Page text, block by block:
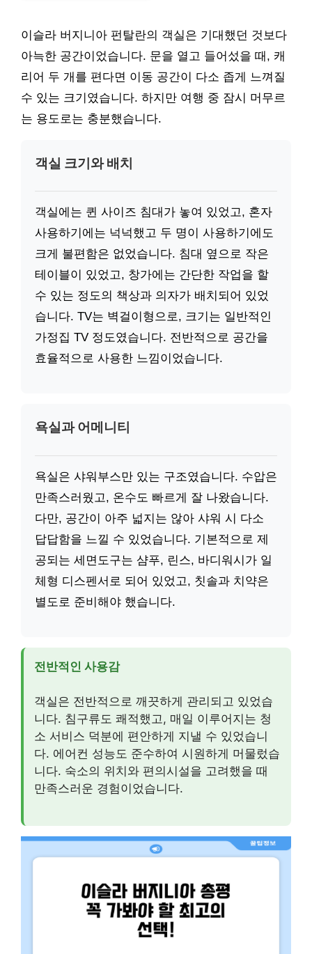
이슬라 버지니아 펀탈란의 객실은 기대했던 것보다
아늑한 공간이었습니다. 문을 열고 들어섰을 때, 캐
리어 두 개를 편다면 이동 공간이 다소 좁게 느껴질
수 있는 크기였습니다. 하지만 여행 중 잠시 머무르
는 용도로는 충분했습니다.
객실 크기와 배치
객실에는 퀸 사이즈 침대가 놓여 있었고, 혼자
사용하기에는 넉넉했고 두 명이 사용하기에도
크게 불편함은 없었습니다. 침대 옆으로 작은
테이블이 있었고, 창가에는 간단한 작업을 할
수 있는 정도의 책상과 의자가 배치되어 있었
습니다. TV는 벽걸이형으로, 크기는 일반적인
가정집 TV 정도였습니다. 전반적으로 공간을
효율적으로 사용한 느낌이었습니다.
욕실과 어메니티
욕실은 샤워부스만 있는 구조였습니다. 수압은
만족스러웠고, 온수도 빠르게 잘 나왔습니다.
다만, 공간이 아주 넓지는 않아 샤워 시 다소
답답함을 느낄 수 있었습니다. 기본적으로 제
공되는 세면도구는 샴푸, 린스, 바디워시가 일
체형 디스펜서로 되어 있었고, 칫솔과 치약은
별도로 준비해야 했습니다.
전반적인 사용감
객실은 전반적으로 깨끗하게 관리되고 있었습
니다. 침구류도 쾌적했고, 매일 이루어지는 청
소 서비스 덕분에 편안하게 지낼 수 있었습니
다. 에어컨 성능도 준수하여 시원하게 머물렀습
니다. 숙소의 위치와 편의시설을 고려했을 때
만족스러운 경험이었습니다.